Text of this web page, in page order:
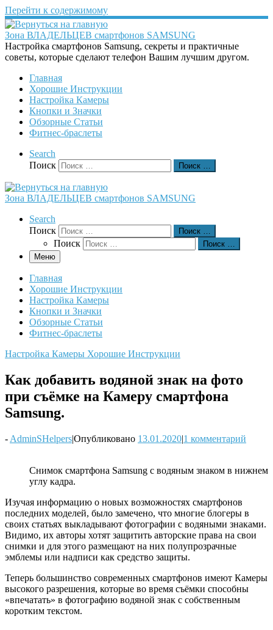
Перейти к содержимому
Зона ВЛАДЕЛЬЦЕВ смартфонов SAMSUNG
Настройка смартфонов Samsung, секреты и практичные
советы, которые сделают телефон Вашим лучшим другом.
Главная
Хорошие Инструкции
Настройка Камеры
Кнопки и Значки
Обзорные Статьи
Фитнес-браслеты
Search
Поиск
Поиск …
Зона ВЛАДЕЛЬЦЕВ смартфонов SAMSUNG
Search
Поиск
Поиск …
Поиск
Поиск …
Меню
Главная
Хорошие Инструкции
Настройка Камеры
Кнопки и Значки
Обзорные Статьи
Фитнес-браслеты
Настройка Камеры Хорошие Инструкции
Как добавить водяной знак на фото
при съёмке на Камеру смартфона
Samsung.
- AdminSHelpers|Опубликовано 13.01.2020|1 комментарий
Снимок смартфона Samsung с водяным знаком в нижнем
углу кадра.
Изучая информацию о новых возможностях смартфонов
последних моделей, было замечено, что многие блогеры в
своих статьях выкладывают фотографии с водяными знаками.
Видимо, их авторы хотят защитить авторские права на свои
снимки и для этого размещают на них полупрозрачные
эмблемы или надписи как средство защиты.
Теперь большинство современных смартфонов имеют Камеры
высокого разрешения, которые во время съёмки способны
«впечатать» в фотографию водяной знак с собственным
коротким текстом.